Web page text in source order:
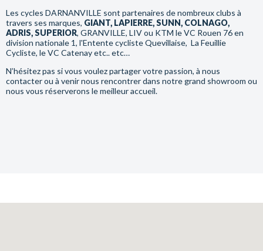
Les cycles DARNANVILLE sont partenaires de nombreux clubs à
travers ses marques, GIANT, LAPIERRE, SUNN, COLNAGO,
ADRIS, SUPERIOR, GRANVILLE, LIV ou KTM le VC Rouen 76 en
division nationale 1, l'Entente cycliste Quevillaise, La Feuillie
Cycliste, le VC Catenay etc.. etc…
N’hésitez pas si vous voulez partager votre passion, à nous
contacter ou à venir nous rencontrer dans notre grand showroom ou
nous vous réserverons le meilleur accueil.